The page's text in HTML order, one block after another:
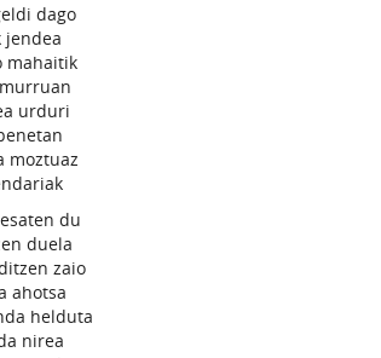
dago
jendea
mahaitik
urduri
moztuaz
du
duela
zaio
ahotsa
helduta
nirea